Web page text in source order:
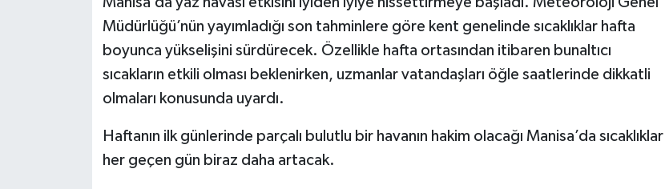
Müdürlüğü’nün yayımladığı son tahminlere göre kent genelinde sıcaklıklar hafta
boyunca yükselişini sürdürecek. Özellikle hafta ortasından itibaren bunaltıcı
sıcakların etkili olması beklenirken, uzmanlar vatandaşları öğle saatlerinde dikkatli
olmaları konusunda uyardı.
Haftanın ilk günlerinde parçalı bulutlu bir havanın hakim olacağı Manisa’da sıcaklıklar
her geçen gün biraz daha artacak.